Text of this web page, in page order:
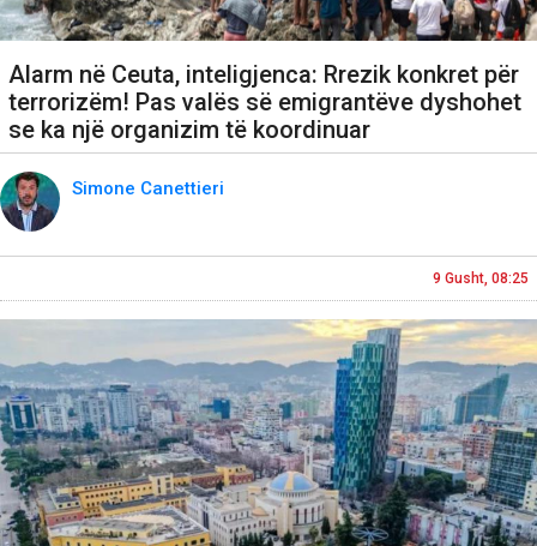
Alarm në Ceuta, inteligjenca: Rrezik konkret për
terrorizëm! Pas valës së emigrantëve dyshohet
se ka një organizim të koordinuar
Simone Canettieri
9 Gusht, 08:25